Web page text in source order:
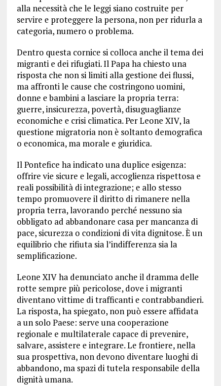
alla necessità che le leggi siano costruite per
servire e proteggere la persona, non per ridurla a
categoria, numero o problema.
Dentro questa cornice si colloca anche il tema dei
migranti e dei rifugiati. Il Papa ha chiesto una
risposta che non si limiti alla gestione dei flussi,
ma affronti le cause che costringono uomini,
donne e bambini a lasciare la propria terra:
guerre, insicurezza, povertà, disuguaglianze
economiche e crisi climatica. Per Leone XIV, la
questione migratoria non è soltanto demografica
o economica, ma morale e giuridica.
Il Pontefice ha indicato una duplice esigenza:
offrire vie sicure e legali, accoglienza rispettosa e
reali possibilità di integrazione; e allo stesso
tempo promuovere il diritto di rimanere nella
propria terra, lavorando perché nessuno sia
obbligato ad abbandonare casa per mancanza di
pace, sicurezza o condizioni di vita dignitose. È un
equilibrio che rifiuta sia l’indifferenza sia la
semplificazione.
Leone XIV ha denunciato anche il dramma delle
rotte sempre più pericolose, dove i migranti
diventano vittime di trafficanti e contrabbandieri.
La risposta, ha spiegato, non può essere affidata
a un solo Paese: serve una cooperazione
regionale e multilaterale capace di prevenire,
salvare, assistere e integrare. Le frontiere, nella
sua prospettiva, non devono diventare luoghi di
abbandono, ma spazi di tutela responsabile della
dignità umana.